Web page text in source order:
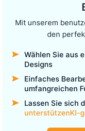
Mit unserem
den
Wählen Sie aus
Designs
Einfaches
umfangreichen
Lassen Sie sich
unterstützenKI-